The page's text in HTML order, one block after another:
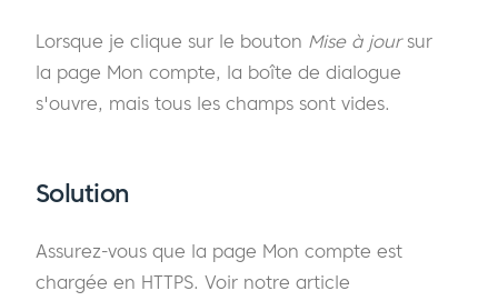
Lorsque je clique sur le bouton Mise à joursur
la page Mon compte, la boîte de dialogue
s'ouvre, mais tous les champs sont vides.
Solution
Assurez-vous que la page Mon compte est
chargée en HTTPS. Voir notre article